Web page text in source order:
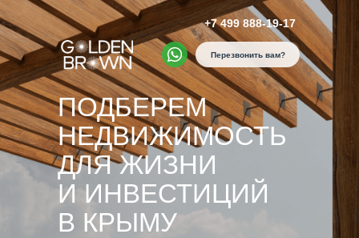
+7 499 888-19-17
Перезвонить вам?
ПОДБЕРЕМ
НЕДВИЖИМОСТЬ
ДЛЯ ЖИЗНИ
И ИНВЕСТИЦИЙ
В КРЫМУ